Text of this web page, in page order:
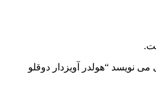
نویسد “هولدر آویزدار دوقلو